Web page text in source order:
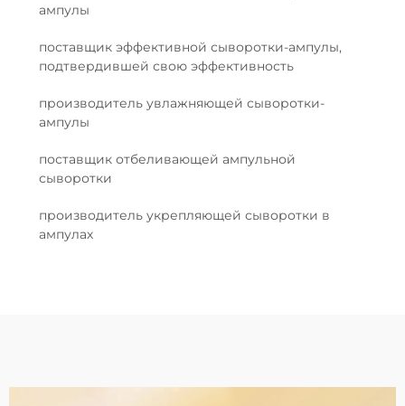
ампулы
поставщик эффективной сыворотки-ампулы,
подтвердившей свою эффективность
производитель увлажняющей сыворотки-
ампулы
поставщик отбеливающей ампульной
сыворотки
производитель укрепляющей сыворотки в
ампулах